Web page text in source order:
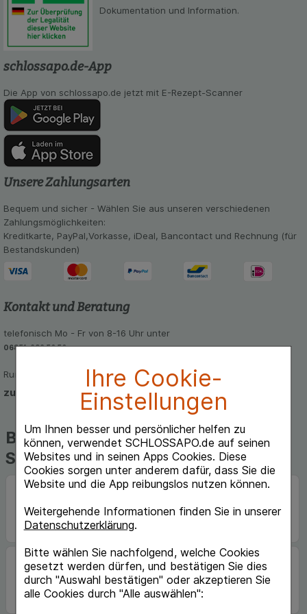
Ihre Cookie-
Einstellungen
Um Ihnen besser und persönlicher helfen zu
können, verwendet SCHLOSSAPO.de auf seinen
Websites und in seinen Apps Cookies. Diese
Cookies sorgen unter anderem dafür, dass Sie die
Website und die App reibungslos nutzen können.
Weitergehende Informationen finden Sie in unserer
Datenschutzerklärung.
Bitte wählen Sie nachfolgend, welche Cookies
gesetzt werden dürfen, und bestätigen Sie dies
durch "Auswahl bestätigen" oder akzeptieren Sie
alle Cookies durch "Alle auswählen":
Dokumentation und Information.
schlossapo.de-App
Die App von schlossapo.de jetzt mit E-Rezept-Scanner
Unsere Zahlungsarten
Bequem und sicher - Wählen Sie aus unseren verschiedenen
Zahlungsmöglichkeiten:
Kreditkarte, PayPal,Vorkasse, iDeal, Bancontact und Rechnung (für
Bestandskunden)
Kontakt und Beratung
telefonisch Mo - Fr von 8-16 Uhr unter
06851-939 56 56
Rund um die Uhr per E-Mail
zum Kontaktformular
Beliebte Marken auf
Schlossapo.de